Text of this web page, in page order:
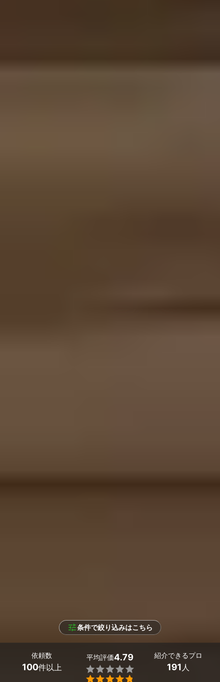
条件で絞り込みはこちら
依頼数
100件以上
平均評価4.79


紹介できるプロ
191 人